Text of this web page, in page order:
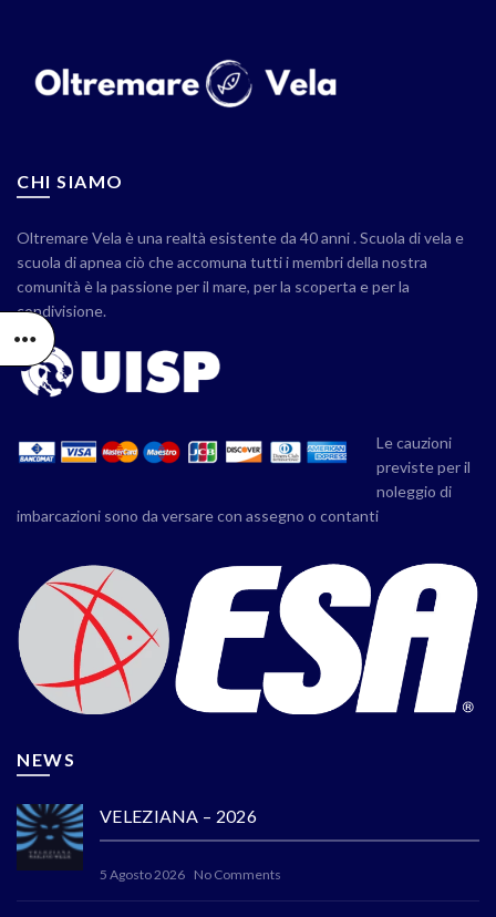
CHI SIAMO
Oltremare Vela è una realtà esistente da 40 anni . Scuola di vela e
scuola di apnea ciò che accomuna tutti i membri della nostra
comunità è la passione per il mare, per la scoperta e per la
condivisione.
Le cauzioni
previste per il
noleggio di
imbarcazioni sono da versare con assegno o contanti
NEWS
VELEZIANA – 2026
5 Agosto 2026 No Comments